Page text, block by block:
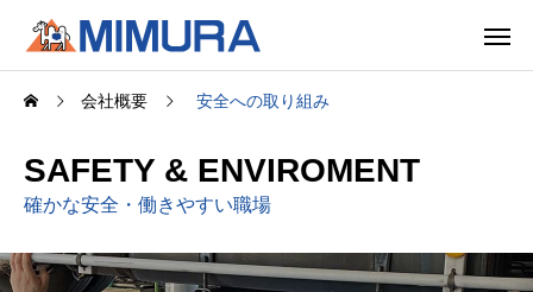
会社概要 安全への取り組み
SAFETY & ENVIROMENT
確かな安全・働きやすい職場